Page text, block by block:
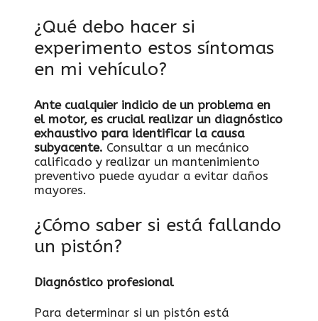
¿Qué debo hacer si
experimento estos síntomas
en mi vehículo?
Ante cualquier indicio de un problema en
el motor, es crucial realizar un diagnóstico
exhaustivo para identificar la causa
subyacente. Consultar a un mecánico
calificado y realizar un mantenimiento
preventivo puede ayudar a evitar daños
mayores.
¿Cómo saber si está fallando
un pistón?
Diagnóstico profesional
Para determinar si un pistón está